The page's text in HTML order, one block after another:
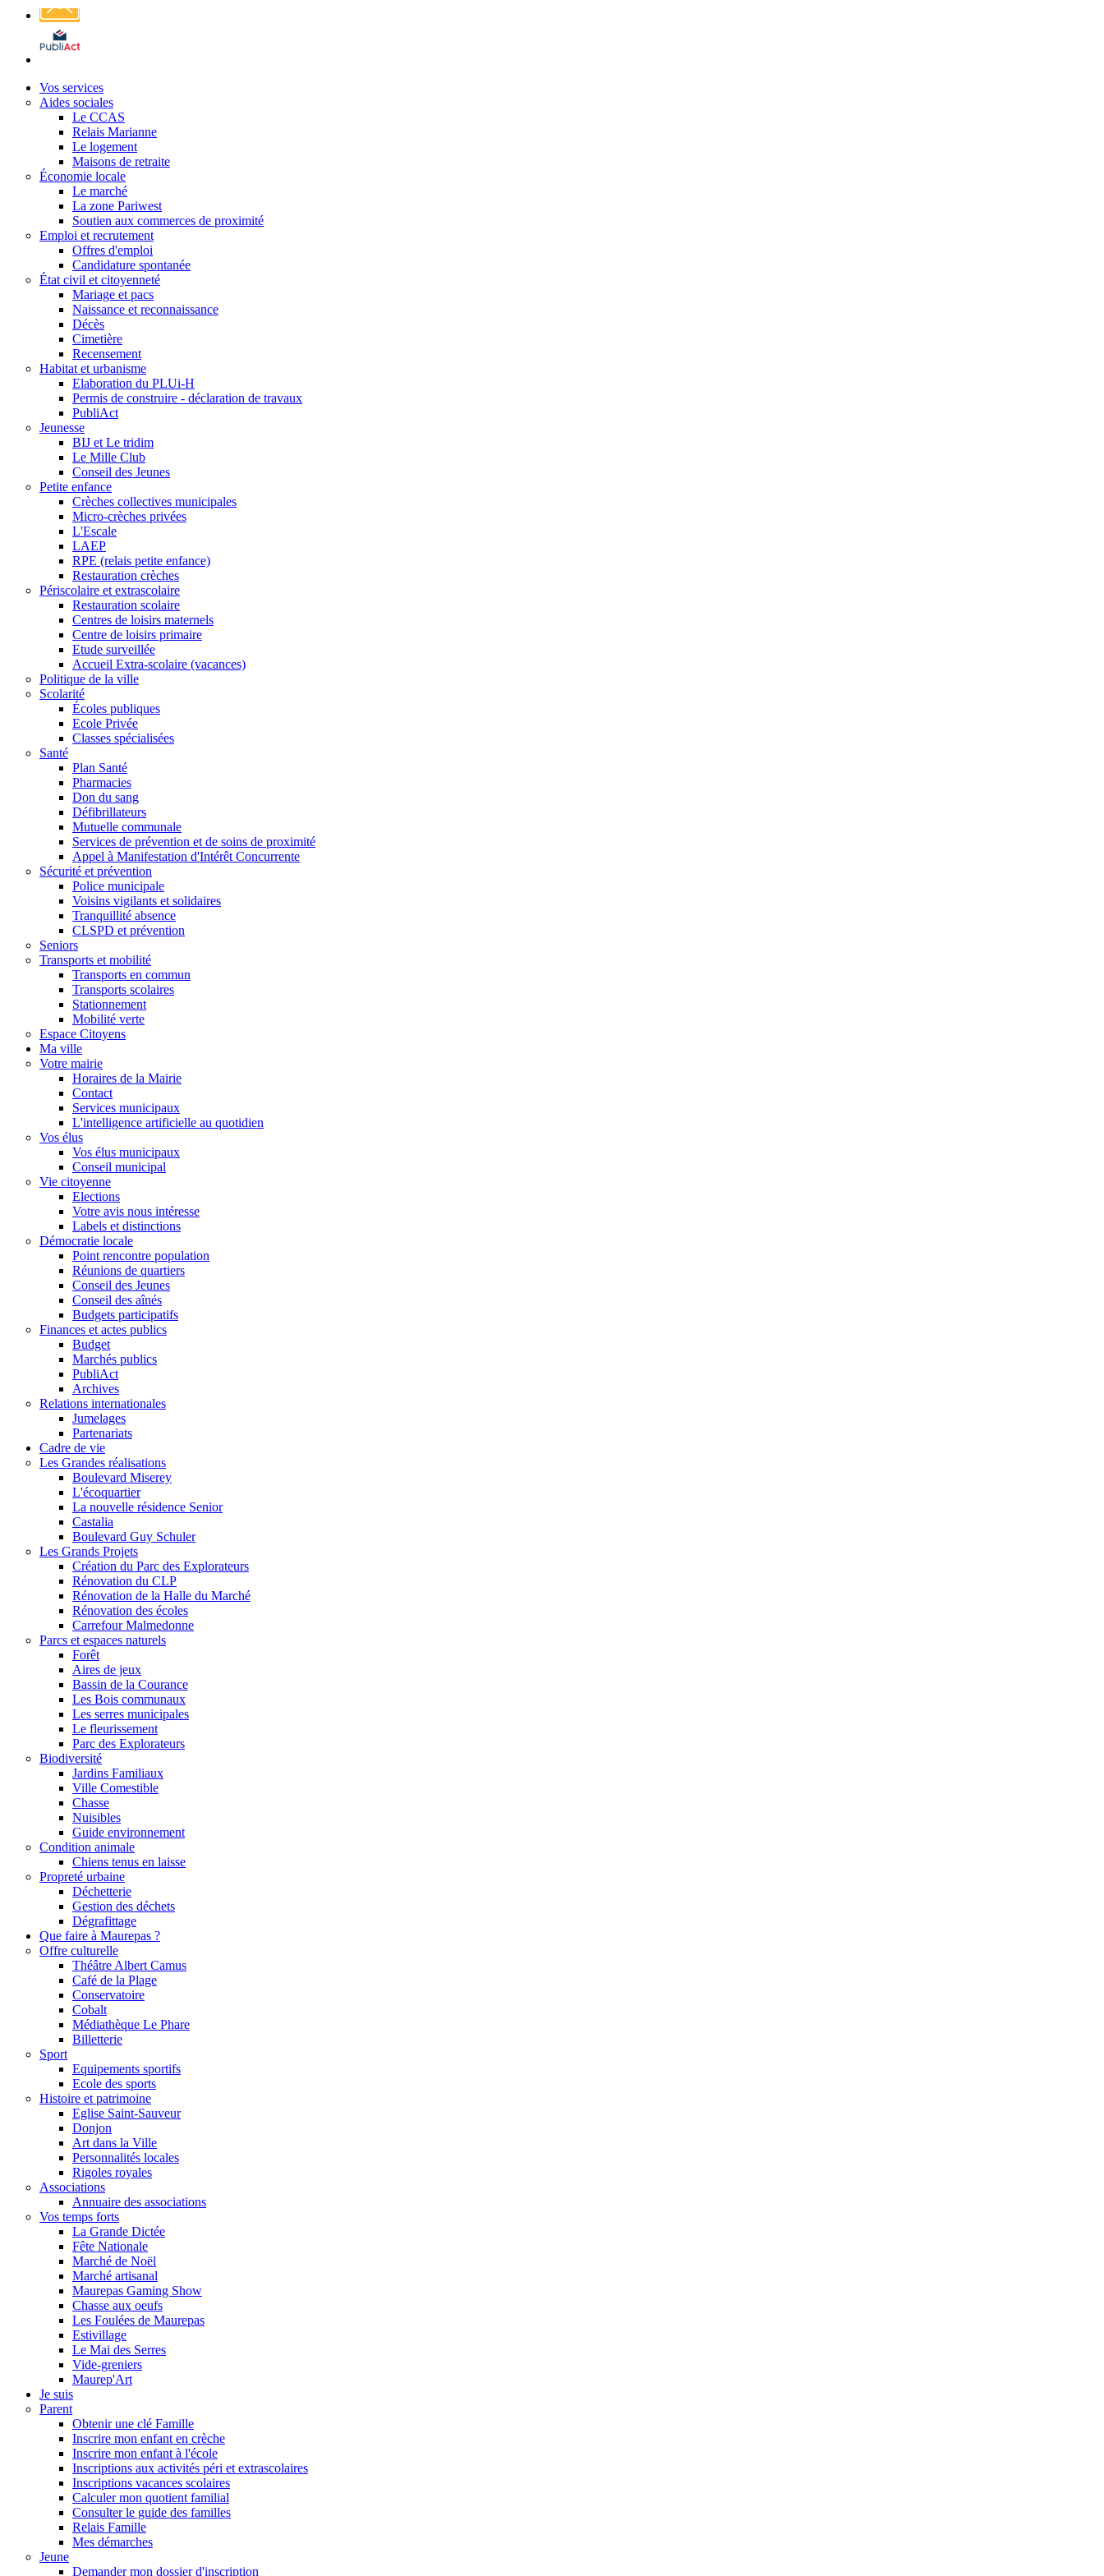
Affichage
légal
Vos services
Aides sociales
Le CCAS
Relais Marianne
Le logement
Maisons de retraite
Économie locale
Le marché
La zone Pariwest
Soutien aux commerces de proximité
Emploi et recrutement
Offres d'emploi
Candidature spontanée
État civil et citoyenneté
Mariage et pacs
Naissance et reconnaissance
Décès
Cimetière
Recensement
Habitat et urbanisme
Elaboration du PLUi-H
Permis de construire - déclaration de travaux
PubliAct
Jeunesse
BIJ et Le tridim
Le Mille Club
Conseil des Jeunes
Petite enfance
Crèches collectives municipales
Micro-crèches privées
L'Escale
LAEP
RPE (relais petite enfance)
Restauration crèches
Périscolaire et extrascolaire
Restauration scolaire
Centres de loisirs maternels
Centre de loisirs primaire
Etude surveillée
Accueil Extra-scolaire (vacances)
Politique de la ville
Scolarité
Écoles publiques
Ecole Privée
Classes spécialisées
Santé
Plan Santé
Pharmacies
Don du sang
Défibrillateurs
Mutuelle communale
Services de prévention et de soins de proximité
Appel à Manifestation d'Intérêt Concurrente
Sécurité et prévention
Police municipale
Voisins vigilants et solidaires
Tranquillité absence
CLSPD et prévention
Seniors
Transports et mobilité
Transports en commun
Transports scolaires
Stationnement
Mobilité verte
Espace Citoyens
Ma ville
Votre mairie
Horaires de la Mairie
Contact
Services municipaux
L'intelligence artificielle au quotidien
Vos élus
Vos élus municipaux
Conseil municipal
Vie citoyenne
Elections
Votre avis nous intéresse
Labels et distinctions
Démocratie locale
Point rencontre population
Réunions de quartiers
Conseil des Jeunes
Conseil des aînés
Budgets participatifs
Finances et actes publics
Budget
Marchés publics
PubliAct
Archives
Relations internationales
Jumelages
Partenariats
Cadre de vie
Les Grandes réalisations
Boulevard Miserey
L'écoquartier
La nouvelle résidence Senior
Castalia
Boulevard Guy Schuler
Les Grands Projets
Création du Parc des Explorateurs
Rénovation du CLP
Rénovation de la Halle du Marché
Rénovation des écoles
Carrefour Malmedonne
Parcs et espaces naturels
Forêt
Aires de jeux
Bassin de la Courance
Les Bois communaux
Les serres municipales
Le fleurissement
Parc des Explorateurs
Biodiversité
Jardins Familiaux
Ville Comestible
Chasse
Nuisibles
Guide environnement
Condition animale
Chiens tenus en laisse
Propreté urbaine
Déchetterie
Gestion des déchets
Dégrafittage
Que faire à Maurepas ?
Offre culturelle
Théâtre Albert Camus
Café de la Plage
Conservatoire
Cobalt
Médiathèque Le Phare
Billetterie
Sport
Equipements sportifs
Ecole des sports
Histoire et patrimoine
Eglise Saint-Sauveur
Donjon
Art dans la Ville
Personnalités locales
Rigoles royales
Associations
Annuaire des associations
Vos temps forts
La Grande Dictée
Fête Nationale
Marché de Noël
Marché artisanal
Maurepas Gaming Show
Chasse aux oeufs
Les Foulées de Maurepas
Estivillage
Le Mai des Serres
Vide-greniers
Maurep'Art
Je suis
Parent
Obtenir une clé Famille
Inscrire mon enfant en crèche
Inscrire mon enfant à l'école
Inscriptions aux activités péri et extrascolaires
Inscriptions vacances scolaires
Calculer mon quotient familial
Consulter le guide des familles
Relais Famille
Mes démarches
Jeune
Demander mon dossier d'inscription